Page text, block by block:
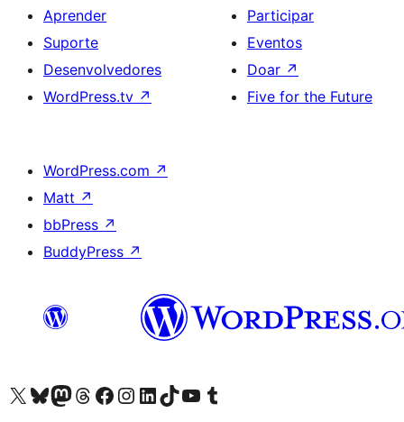
Aprender
Suporte
Desenvolvedores
WordPress.tv ↗
Participar
Eventos
Doar ↗
Five for the Future
WordPress.com ↗
Matt ↗
bbPress ↗
BuddyPress ↗
Acessar nossa conta do X (antigo Twitter)
Acessar nossa conta do Bluesky
Acessar nossa conta do Mastodon
Acessar nossa conta do Threads
Acessar nossa página do Facebook
Acessar nossa conta do Instagram
Acessar nossa conta do LinkedIn
Acessar nossa conta do TikTok
Acessar nosso canal do YouTube
Acessar nossa conta no Tumblr